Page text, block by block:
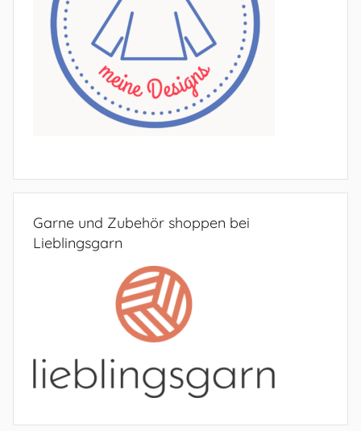
Garne und Zubehör shoppen bei
Lieblingsgarn